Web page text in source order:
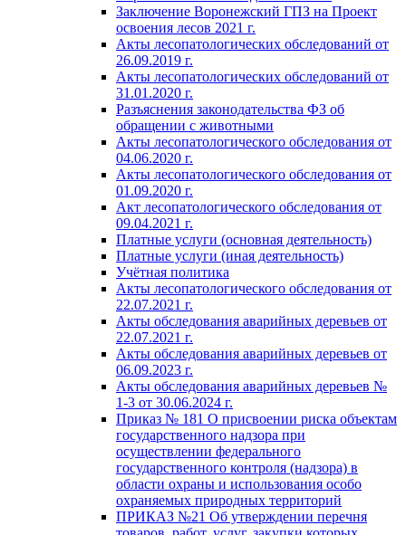
Заключение Воронежский ГПЗ на Проект
освоения лесов 2021 г.
Акты лесопатологических обследований от
26.09.2019 г.
Акты лесопатологических обследований от
31.01.2020 г.
Разъяснения законодательства ФЗ об
обращении с животными
Акты лесопатологического обследования от
04.06.2020 г.
Акты лесопатологического обследования от
01.09.2020 г.
Акт лесопатологического обследования от
09.04.2021 г.
Платные услуги (основная деятельность)
Платные услуги (иная деятельность)
Учётная политика
Акты лесопатологического обследования от
22.07.2021 г.
Акты обследования аварийных деревьев от
22.07.2021 г.
Акты обследования аварийных деревьев от
06.09.2023 г.
Акты обследования аварийных деревьев №
1-3 от 30.06.2024 г.
Приказ № 181 О присвоении риска объектам
государственного надзора при
осуществлении федерального
государственного контроля (надзора) в
области охраны и использования особо
охраняемых природных территорий
ПРИКАЗ №21 Об утверждении перечня